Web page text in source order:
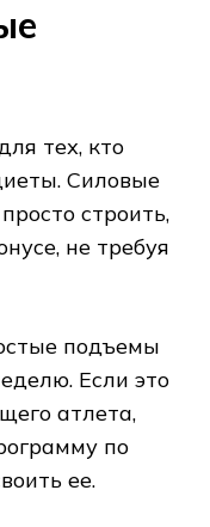
тех, кто
Силовые
строить,
не требуя
подъемы
Если это
атлета,
по
ее.